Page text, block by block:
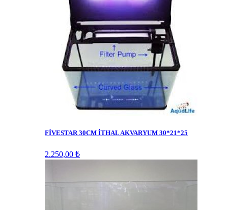
FİVESTAR 30CM İTHAL AKVARYUM 30*21*25
2.250,00 ₺